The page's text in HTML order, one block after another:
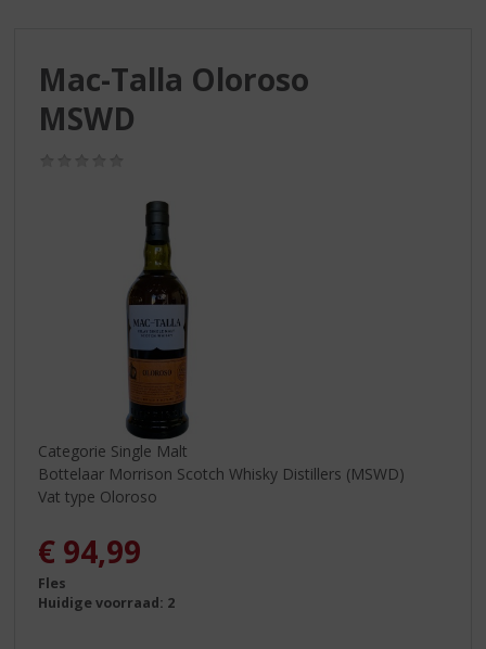
Mac-Talla Oloroso
MSWD
Categorie Single Malt
Bottelaar Morrison Scotch Whisky Distillers (MSWD)
Vat type Oloroso
€ 94,99
Fles
Huidige voorraad: 2